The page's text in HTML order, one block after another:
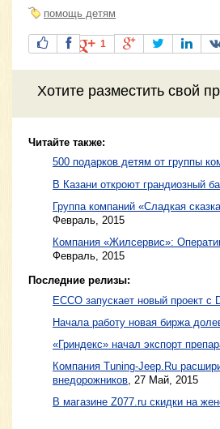
помощь детям
1
Хотите разместить свой
Читайте также:
500 подарков детям от группы
В Казани откроют грандиозный
Группа компаний «Сладкая
Февраль, 2015
Компания «Жилсервис»:
Февраль, 2015
Последние релизы:
ЕССО запускает новый проект с
Начала работу новая биржа
«Гриндекс» начал экспорт
Компания Tuning-Jeep.Ru
внедорожников, 27 Май, 2015
В магазине Z077.ru скидки на